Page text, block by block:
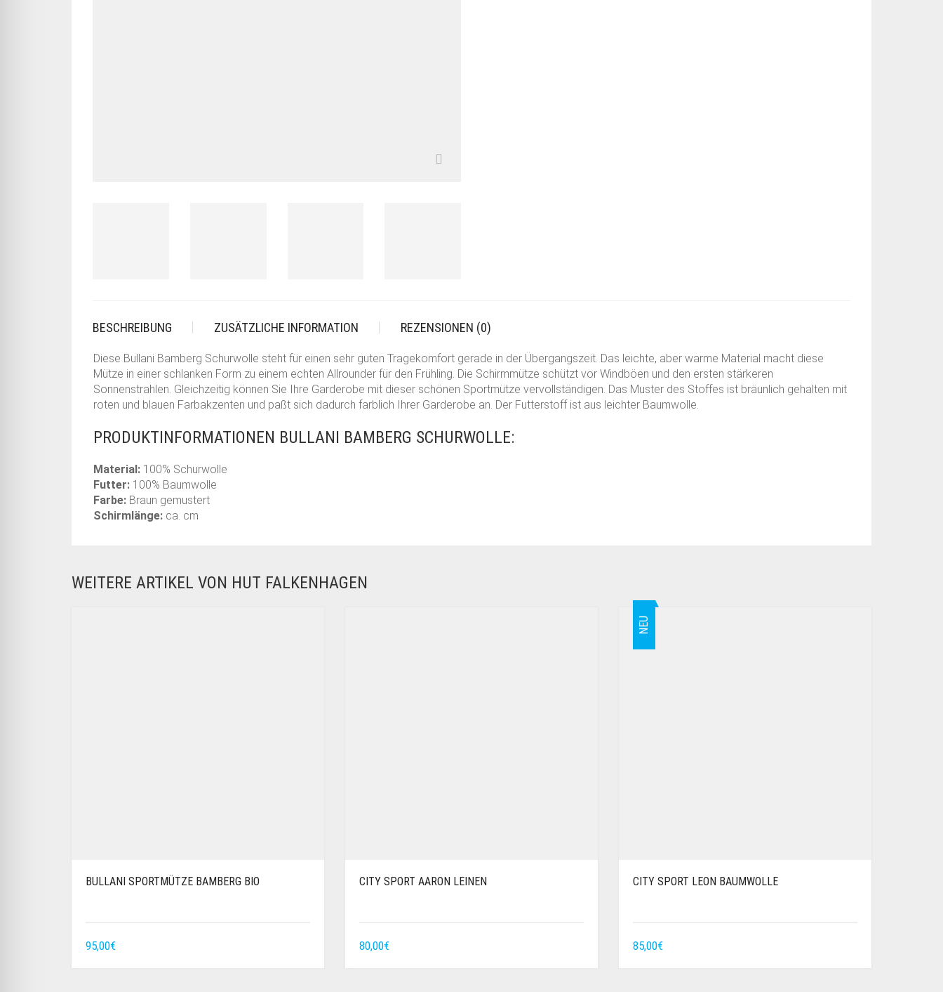
BESCHREIBUNG ZUSÄTZLICHE INFORMATION REZENSIONEN (0)
Diese Bullani Bamberg Schurwolle steht für einen sehr guten Tragekomfort gerade in der Übergangszeit. Das leichte, aber warme Material macht diese
Mütze in einer schlanken Form zu einem echten Allrounder für den Frühling. Die Schirmmütze schützt vor Windböen und den ersten stärkeren
Sonnenstrahlen. Gleichzeitig können Sie Ihre Garderobe mit dieser schönen Sportmütze vervollständigen. Das Muster des Stoffes ist bräunlich gehalten mit
roten und blauen Farbakzenten und paßt sich dadurch farblich Ihrer Garderobe an. Der Futterstoff ist aus leichter Baumwolle.
PRODUKTINFORMATIONEN BULLANI BAMBERG SCHURWOLLE:
Material: 100% Schurwolle
Futter: 100% Baumwolle
Farbe: Braun gemustert
Schirmlänge: ca. cm
WEITERE ARTIKEL VON HUT FALKENHAGEN
BULLANI SPORTMÜTZE BAMBERG BIO
95,00€
CITY SPORT AARON LEINEN
80,00€
NEU
CITY SPORT LEON BAUMWOLLE
85,00€